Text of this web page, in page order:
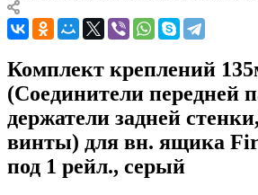
Комплект креплений
(Соединители передней
держатели задней
винты) для вн. ящика
под 1 рейл., серый